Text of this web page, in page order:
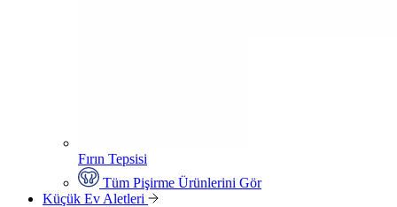
Fırın Tepsisi
Tüm Pişirme Ürünlerini Gör
Küçük Ev Aletleri